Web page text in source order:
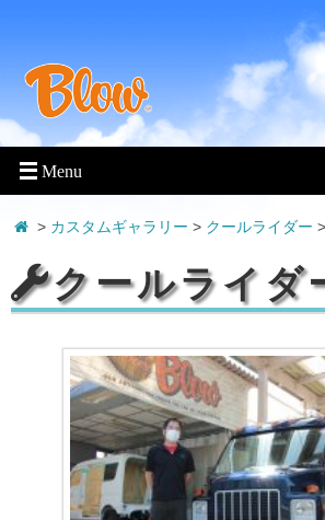
> カスタムギャラリー > クールライダー >
クールライダ